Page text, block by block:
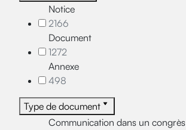
Notice
2166
Document
1272
Annexe
498
Type de document
Communication dans un congrès